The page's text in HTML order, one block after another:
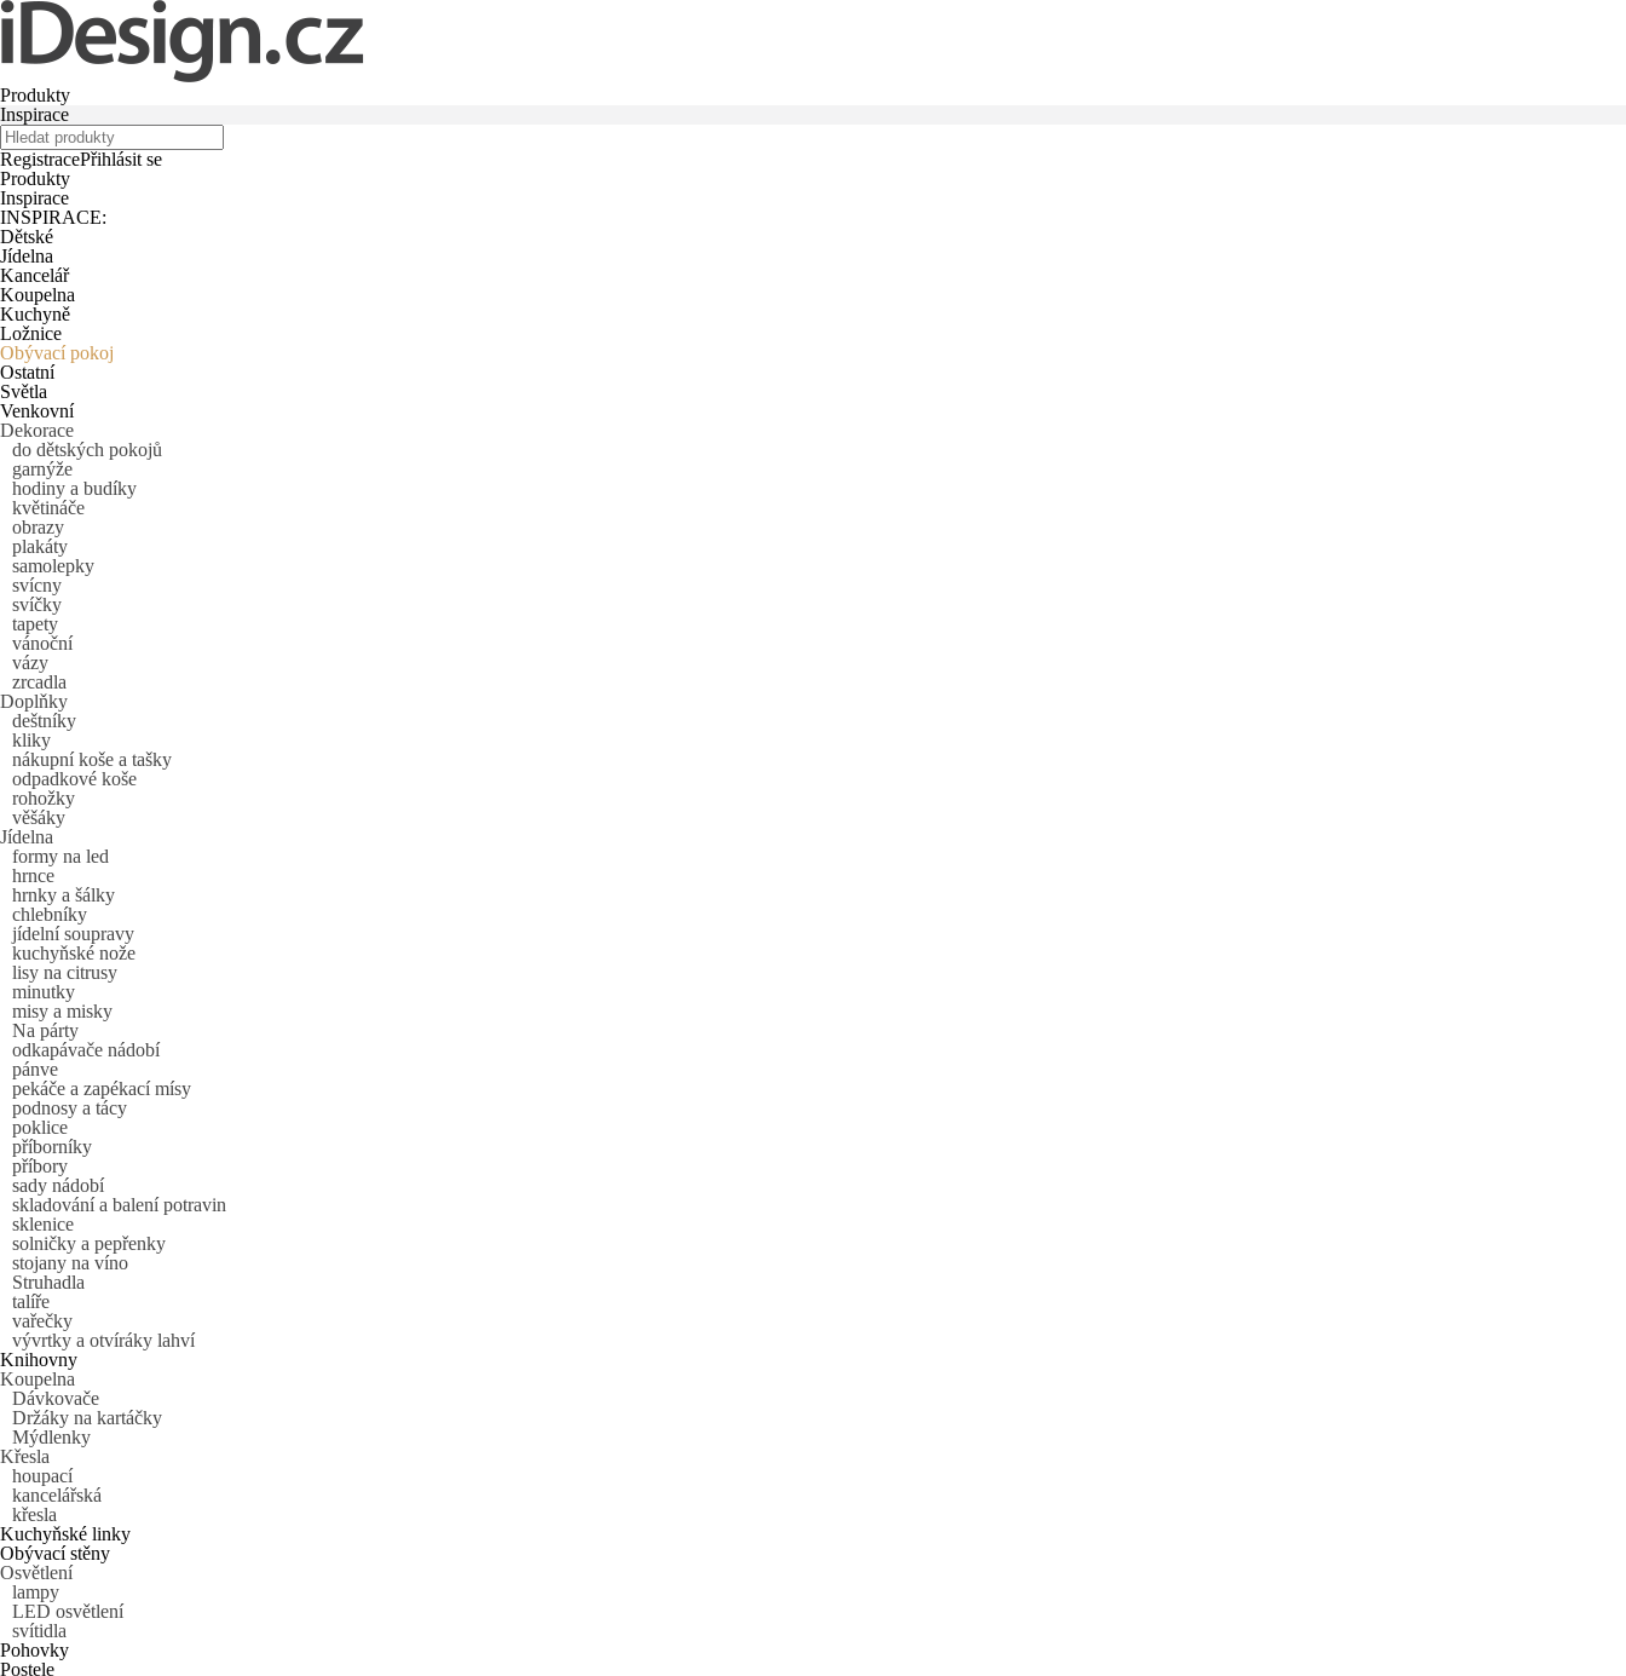
Produkty
Inspirace
RegistracePřihlásit se
Produkty
Inspirace
INSPIRACE:
Dětské
Jídelna
Kancelář
Koupelna
Kuchyně
Ložnice
Obývací pokoj
Ostatní
Světla
Venkovní
Dekorace
do dětských pokojů
garnýže
hodiny a budíky
květináče
obrazy
plakáty
samolepky
svícny
svíčky
tapety
vánoční
vázy
zrcadla
Doplňky
deštníky
kliky
nákupní koše a tašky
odpadkové koše
rohožky
věšáky
Jídelna
formy na led
hrnce
hrnky a šálky
chlebníky
jídelní soupravy
kuchyňské nože
lisy na citrusy
minutky
misy a misky
Na párty
odkapávače nádobí
pánve
pekáče a zapékací mísy
podnosy a tácy
poklice
příborníky
příbory
sady nádobí
skladování a balení potravin
sklenice
solničky a pepřenky
stojany na víno
Struhadla
talíře
vařečky
vývrtky a otvíráky lahví
Knihovny
Koupelna
Dávkovače
Držáky na kartáčky
Mýdlenky
Křesla
houpací
kancelářská
křesla
Kuchyňské linky
Obývací stěny
Osvětlení
lampy
LED osvětlení
svítidla
Pohovky
Postele